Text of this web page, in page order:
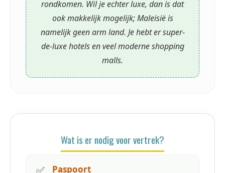
rondkomen. Wil je echter luxe, dan is dat
ook makkelijk mogelijk; Maleisië is
namelijk geen arm land. Je hebt er super-
de-luxe hotels en veel moderne shopping
malls.
Wat is er nodig voor vertrek?
✅ Paspoort